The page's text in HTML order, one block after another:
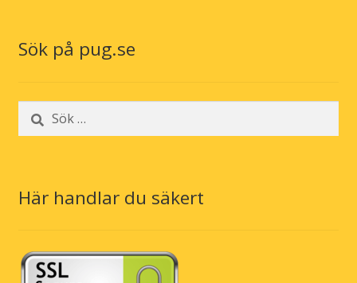
Sök på pug.se
Sök
efter:
Här handlar du säkert